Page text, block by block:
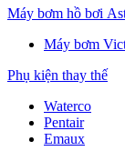
Máy bơm hồ bơi
Máy bơm
Phụ kiện thay thế
Waterco
Pentair
Emaux